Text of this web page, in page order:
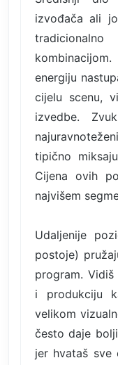
izvođača ali
energiju
cijelu scenu,
izvedbe.
tipično
Cijena ovih
najvišem
Udaljenije
postoje)
program. Vidiš
i produkciju
velikom
često daje
jer hvataš sve